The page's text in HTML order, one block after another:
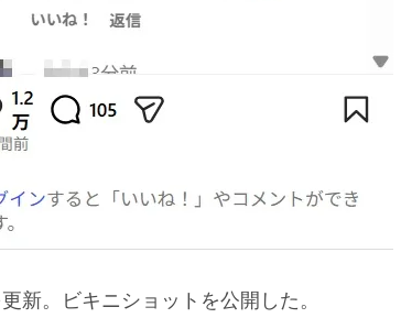
新。ビキニショットを公開した。